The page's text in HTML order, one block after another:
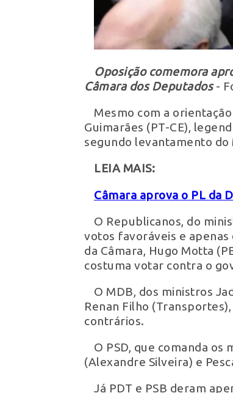
Oposição comemora
Câmara dos Deputados -
Mesmo com a
Guimarães (PT-CE),
segundo levantamento
LEIA MAIS:
Câmara aprova o PL da
O Republicanos, do
votos favoráveis e
da Câmara, Hugo Motta
costuma votar contra o
O MDB, dos ministros
Renan Filho
contrários.
O PSD, que comanda os
(Alexandre Silveira) e
Já PDT e PSB deram